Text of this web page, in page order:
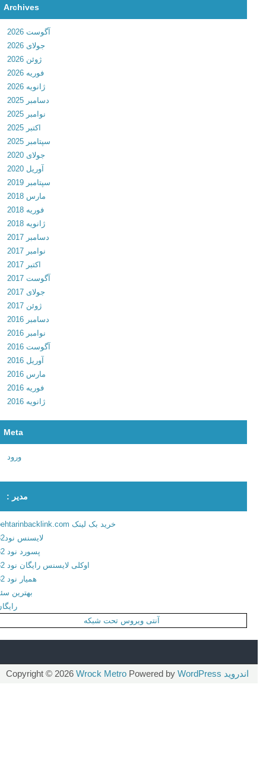
n
e
s
v
9
.
8
0
0
0
0
0
0
0
2
1
2
ا
ن
ل
د
م
س
م
ب
ر
ا
Archives
آگوست 2026
جولای 2026
ژوئن 2026
فوریه 2026
ژانویه 2026
دسامبر 2025
نوامبر 2025
سپتامبر 2025
جولای 2020
آوریل 2020
سپتامبر 2019
مارس 2018
فوریه 2018
ژانویه 2018
دسامبر 2017
نوامبر 2017
آگوست 2017
جولای 2017
ژوئن 2017
دسامبر 2016
نوامبر 2016
آگوست 2016
آوریل 2016
مارس 2016
فوریه 2016
ژانویه 2016
Meta
مدیر :
خرید بک لینک behtarinbacklink.com
لایسنس نود32
پسورد نود 32
اوکلی لایسنس رایگان نود 32
همیار نود 32
بهترین سئو
رایگان
آنتی ویروس تحت شبکه
اندرویدCopyright © 2026
Wrock MetroPowered byWordPress